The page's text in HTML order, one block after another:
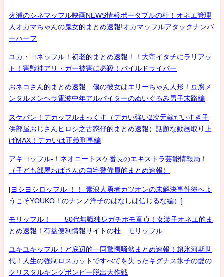
火浦のシネマッフル映画NEWS情報ポータブルの杜！オネエ管理
人オカマちゃんの鬼女的まとめ速報!オカマッフルアタックナンバ
ーハーフ
ユカ・ヨネッフル！初老的まとめ速報！！大帝イタチにラリアッ
ト！害獣神アリ・ガー被害に必殺！パイルドライバー
おネコさん的まとめ速報 僕の彼女はエリーちゃん人形！豆腐メ
ンタルメンヘラ電波中年アルバイターのぬいぐるみ男子末路編
スケバン！デカッフルまっくす（デカい強い2次元嫁だいすき子
供部屋おじさんヒロシ之古惑仔的まとめ速報）話題な動画取り上
げMAX！デカいは正義刑事編
アキヨッフル-！ネオニートスケ番長のエキストラ芸能情報局！
（子ども部屋おばさんの自宅警備員的まとめ速報）
[ヨシヨシロッフル-！！-素浪人勇者カツオンの未解決事件簿へよ
うこそYOUKO！のナンノ洋子のはなしは信じるな編）]
モリッフル！ 50代無職独身ガチホモ童貞！女装子オネエ的ま
とめ速報！有益便利情報サイトの杜 モリッフル
ユキユキッフル！ど底辺的一同驚愕騒然まとめ速報！超氷河期世
代！人生の強制ロスカットですべてを失ったキグナス氷子の愛の
クリスタルキングボンビー脱出大作戦